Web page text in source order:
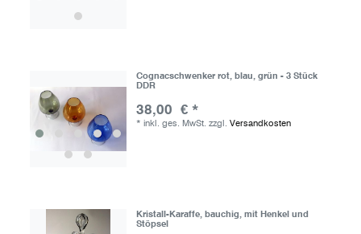
Cognacschwenker rot, blau, grün - 3 Stück
DDR
38,00 € *
* inkl. ges. MwSt. zzgl. Versandkosten
Kristall-Karaffe, bauchig, mit Henkel und
Stöpsel